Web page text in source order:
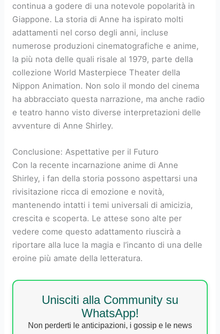
continua a godere di una notevole popolarità in
Giappone. La storia di Anne ha ispirato molti
adattamenti nel corso degli anni, incluse
numerose produzioni cinematografiche e anime,
la più nota delle quali risale al 1979, parte della
collezione World Masterpiece Theater della
Nippon Animation. Non solo il mondo del cinema
ha abbracciato questa narrazione, ma anche radio
e teatro hanno visto diverse interpretazioni delle
avventure di Anne Shirley.
Conclusione: Aspettative per il Futuro
Con la recente incarnazione anime di Anne
Shirley, i fan della storia possono aspettarsi una
rivisitazione ricca di emozione e novità,
mantenendo intatti i temi universali di amicizia,
crescita e scoperta. Le attese sono alte per
vedere come questo adattamento riuscirà a
riportare alla luce la magia e l’incanto di una delle
eroine più amate della letteratura.
Unisciti alla Community su
WhatsApp!
Non perderti le anticipazioni, i gossip e le news